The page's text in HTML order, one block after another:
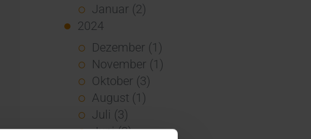
Januar (2)
2024
Dezember (1)
November (1)
Oktober (3)
August (1)
Juli (3)
Juni (3)